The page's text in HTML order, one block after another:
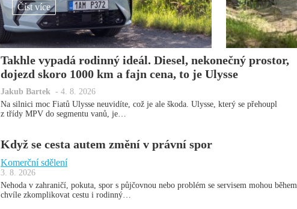
Číst více
Takhle vypadá rodinný ideál. Diesel, nekonečný prostor,
dojezd skoro 1000 km a fajn cena, to je Ulysse
Jakub Bartek - 4. 8. 2026
Na silnici moc Fiatů Ulysse neuvidíte, což je ale škoda. Ulysse, který se přehoupl
z třídy MPV do segmentu vanů, je…
Když se cesta autem změní v právní spor
Komerční sdělení
3. 8. 2026
Nehoda v zahraničí, pokuta, spor s půjčovnou nebo problém se servisem mohou během
chvíle zkomplikovat cestu i rodinný…